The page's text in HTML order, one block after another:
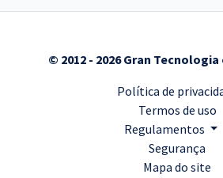
© 2012 - 2026 Gran Tecnologia
Política de
Termos de uso
Regulamentos
Segurança
Mapa do site